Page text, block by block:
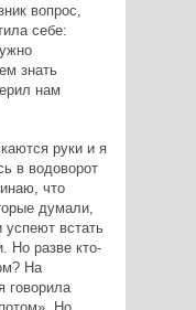
вопрос,
себе:
знать
нам
руки и я
в водоворот
что
думали,
успеют встать
Но разве кто-
На
говорила